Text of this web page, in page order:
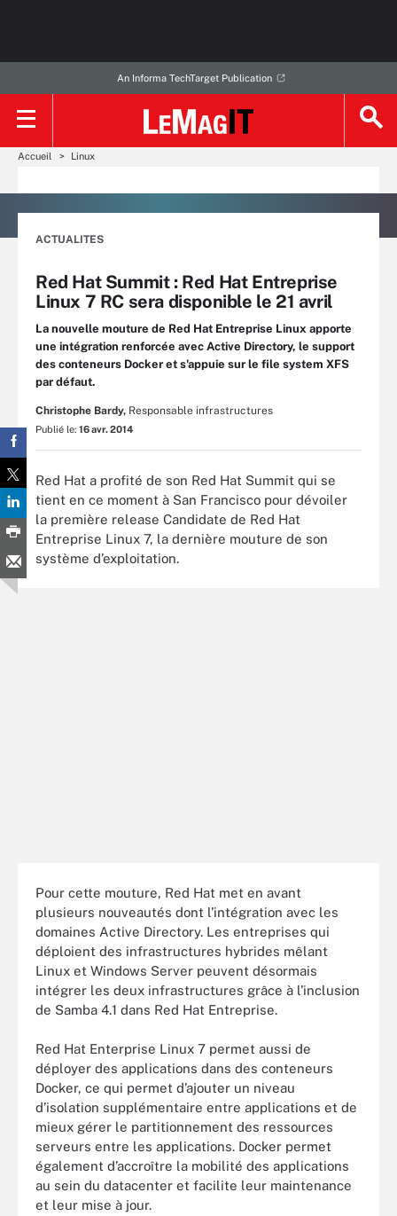
An Informa TechTarget Publication
Accueil Linux
ACTUALITES
Red Hat Summit : Red Hat Entreprise
Linux 7 RC sera disponible le 21 avril
La nouvelle mouture de Red Hat Entreprise Linux apporte
une intégration renforcée avec Active Directory, le support
des conteneurs Docker et s'appuie sur le file system XFS
par défaut.
Christophe Bardy, Responsable infrastructures
Publié le: 16 avr. 2014
Red Hat a profité de son Red Hat Summit qui se
tient en ce moment à San Francisco pour dévoiler
la première release Candidate de Red Hat
Entreprise Linux 7, la dernière mouture de son
système d’exploitation.
Pour cette mouture, Red Hat met en avant
plusieurs nouveautés dont l’intégration avec les
domaines Active Directory. Les entreprises qui
déploient des infrastructures hybrides mêlant
Linux et Windows Server peuvent désormais
intégrer les deux infrastructures grâce à l’inclusion
de Samba 4.1 dans Red Hat Entreprise.
Red Hat Enterprise Linux 7 permet aussi de
déployer des applications dans des conteneurs
Docker, ce qui permet d’ajouter un niveau
d’isolation supplémentaire entre applications et de
mieux gérer le partitionnement des ressources
serveurs entre les applications. Docker permet
également d’accroître la mobilité des applications
au sein du datacenter et facilite leur maintenance
et leur mise à jour.